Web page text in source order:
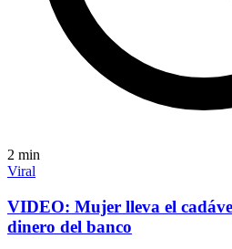
2 min
Viral
VIDEO: Mujer lleva el
dinero del banco